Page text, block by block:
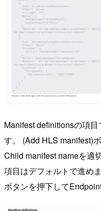
Manifest definitionsの項
す。 (Add HLS manifest)
Child manifest nameを適
項目はデフォルトで進め
ボタンを押下して